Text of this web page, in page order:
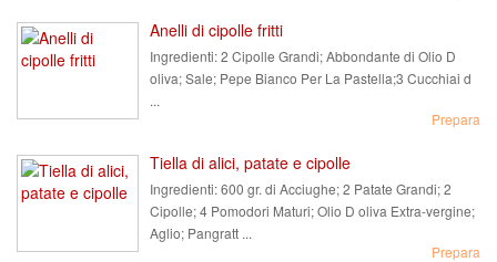
Anelli di cipolle fritti
Ingredienti:2 Cipolle Grandi; Abbondante di Olio D
oliva; Sale; Pepe Bianco Per La Pastella;3 Cucchiai d
...
Prepara
Tiella di alici, patate e cipolle
Ingredienti:600 gr. di Acciughe; 2 Patate Grandi; 2
Cipolle; 4 Pomodori Maturi; Olio D oliva Extra-vergine;
Aglio; Pangratt ...
Prepara